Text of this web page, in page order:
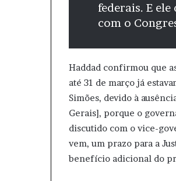
federais. E
com o
Haddad confirmou que
até 31 de março já
Simões, devido à
Gerais], porque o
discutido com o vice-
vem, um prazo para a
benefício adicional do